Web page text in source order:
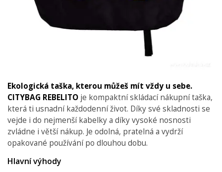
Ekologická taška, kterou můžeš mít vždy u sebe.
CITYBAG REBELITO je kompaktní skládací nákupní taška,
která ti usnadní každodenní život. Díky své skladnosti se
vejde i do nejmenší kabelky a díky vysoké nosnosti
zvládne i větší nákup. Je odolná, pratelná a vydrží
opakované používání po dlouhou dobu.
Hlavní výhody